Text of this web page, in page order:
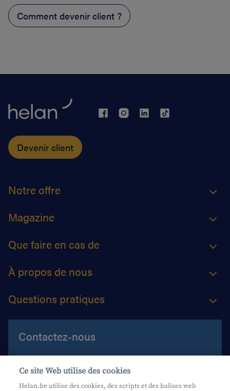
Comment devenir client ?
Devenir client
Notre offre
Magazine
Que faire en cas de
À propos de nous
Questions pratiques
Contactez-nous
Aide et contact
Prenez rendez-vous
Ce site Web utilise des cookies
Helan.be utilise des cookies, des scripts et des balises web